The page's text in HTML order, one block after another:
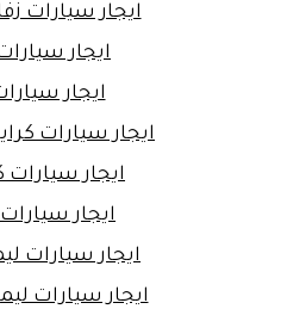
ايجار سيارات
ايجار
ايجار
ايجار سيارات
ايجار سيارات
ايجار
ايجار سيارات
ايجار سيارات